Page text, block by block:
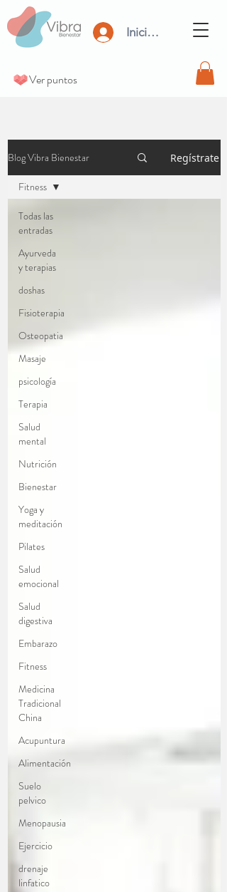
Iniciar Sesión
Ver puntos
Blog Vibra Bienestar Regístrate
Todas las
entradas
Ayurveda
y terapias
doshas
Fisioterapia
Osteopatia
Masaje
psicología
Terapia
Salud
mental
Nutrición
Bienestar
Yoga y
meditación
Pilates
Salud
emocional
Salud
digestiva
Embarazo
Fitness
Medicina
Tradicional
China
Acupuntura
Alimentación
Suelo
pelvico
Menopausia
Ejercicio
drenaje
linfatico
Fitness